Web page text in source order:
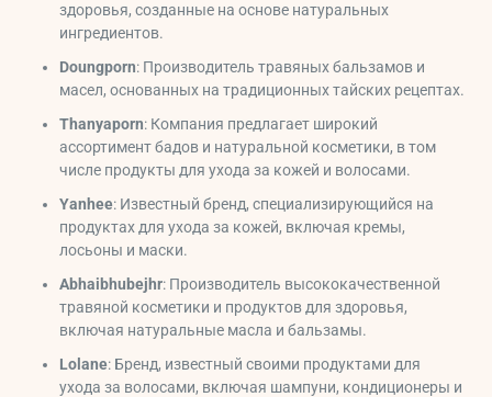
здоровья, созданные на основе натуральных
ингредиентов.
Doungporn: Производитель травяных бальзамов и
масел, основанных на традиционных тайских рецептах.
Thanyaporn: Компания предлагает широкий
ассортимент бадов и натуральной косметики, в том
числе продукты для ухода за кожей и волосами.
Yanhee: Известный бренд, специализирующийся на
продуктах для ухода за кожей, включая кремы,
лосьоны и маски.
Abhaibhubejhr: Производитель высококачественной
травяной косметики и продуктов для здоровья,
включая натуральные масла и бальзамы.
Lolane: Бренд, известный своими продуктами для
ухода за волосами, включая шампуни, кондиционеры и